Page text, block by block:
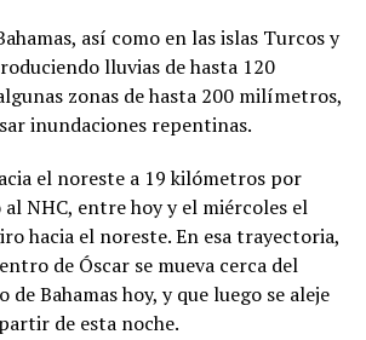
así como en las islas Turcos y
lluvias de hasta 120
zonas de hasta 200 milímetros,
inundaciones repentinas.
el noreste a 19 kilómetros por
al NHC, entre hoy y el miércoles el
hacia el noreste. En esa trayectoria,
de Óscar se mueva cerca del
Bahamas hoy, y que luego se aleje
de esta noche.